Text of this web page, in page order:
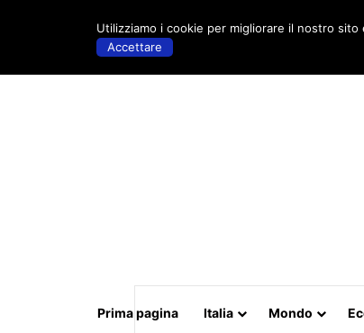
Prima pagina Italia Mondo
Utilizziamo i cookie per migliorare il nostro
Accettare